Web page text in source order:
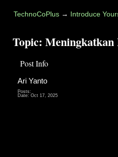
TechnoCoPlus→ Introduce
Topic: Meningkatkan
Post Info
Ari Yanto
Posts:
Date: Oct 17, 2025